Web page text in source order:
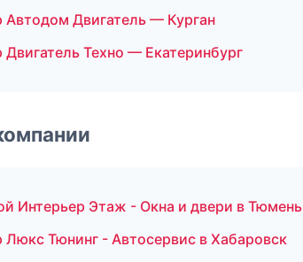
Автодом Двигатель — Курган
Двигатель Техно — Екатеринбург
Интерьер Этаж - Окна и двери в Тюмень
Люкс Тюнинг - Автосервис в Хабаровск